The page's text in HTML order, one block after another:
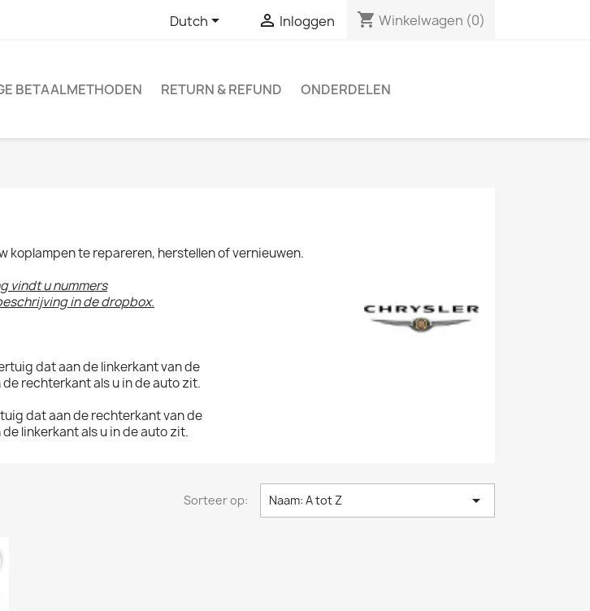
Dutch  Inloggen shopping_cart Winkelwagen (0)
BETAALMETHODEN RETURN & REFUND ONDERDELEN
koplampen te repareren, herstellen of vernieuwen.
vindt u nummers
in de dropbox.
dat aan de linkerkant van de
rechterkant als u in de auto zit.
dat aan de rechterkant van de
linkerkant als u in de auto zit.
Sorteer op: Naam: A tot Z 